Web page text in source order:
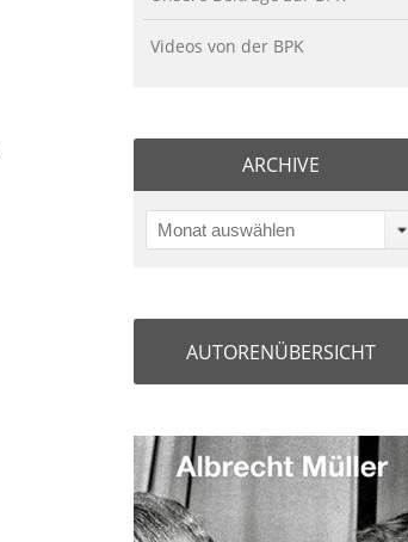
Videos von der BPK
ARCHIVE
Monat auswählen
AUTORENÜBERSICHT